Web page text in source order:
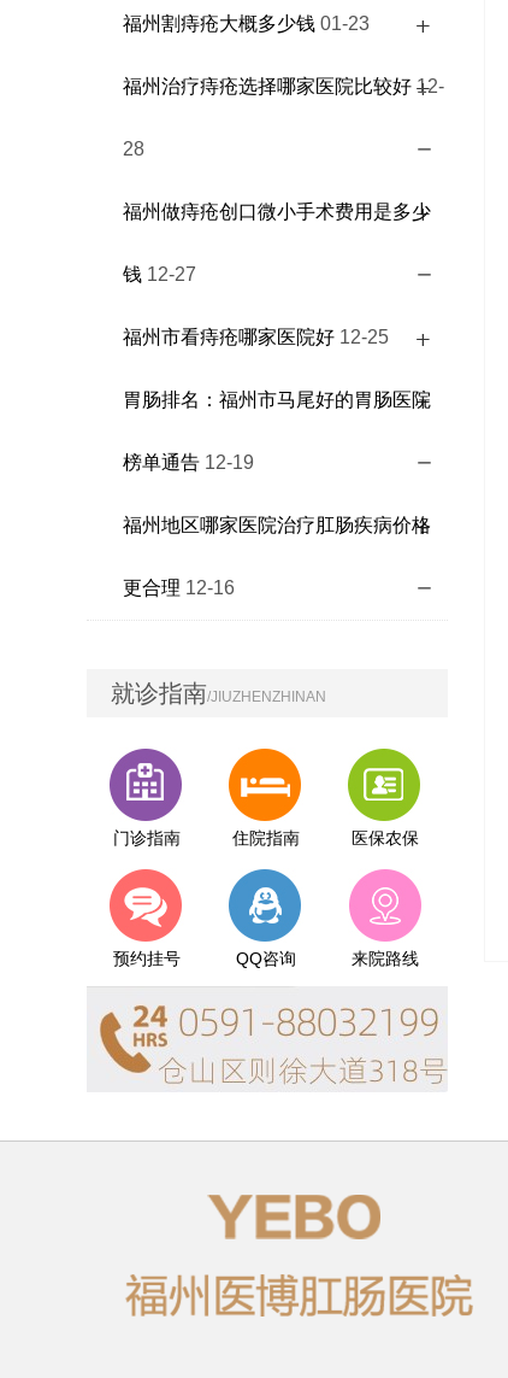
福州割痔疮大概多少钱 01-23
福州治疗痔疮选择哪家医院比较好 12-
28
福州做痔疮创口微小手术费用是多少
钱 12-27
福州市看痔疮哪家医院好 12-25
胃肠排名：福州市马尾好的胃肠医院
榜单通告 12-19
福州地区哪家医院治疗肛肠疾病价格
更合理 12-16
就诊指南/JIUZHENZHINAN
门诊指南 住院指南 医保农保
预约挂号 QQ咨询 来院路线